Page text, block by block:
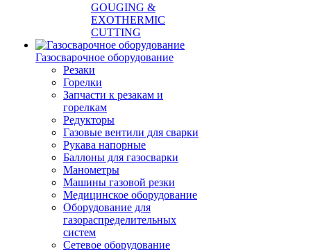
GOUGING &
EXOTHERMIC
CUTTING
Газосварочное оборудование
Резаки
Горелки
Запчасти к резакам и
горелкам
Редукторы
Газовые вентили для сварки
Рукава напорные
Баллоны для газосварки
Манометры
Машины газовой резки
Медицинское оборудование
Оборудование для
газораспределительных
систем
Сетевое оборудование